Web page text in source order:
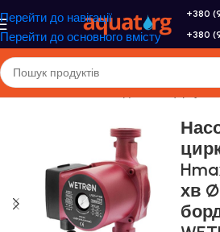
Перейти до навігації
Перейти до основного вмісту
+380
+380
та насосне обладнання/
хв